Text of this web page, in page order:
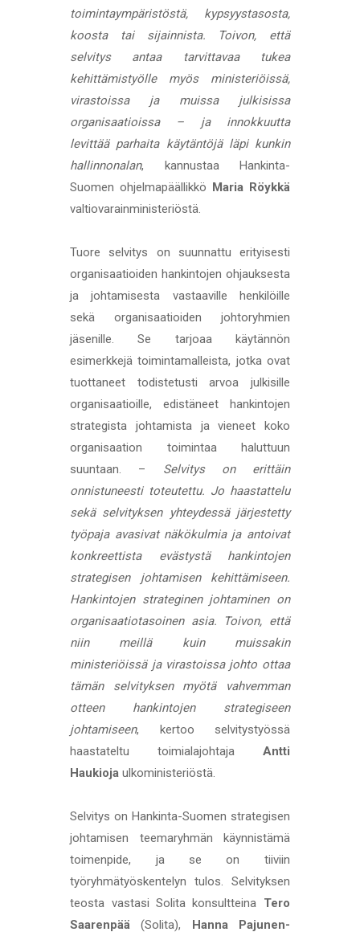
toimintaympäristöstä, kypsyystasosta,
koosta tai sijainnista. Toivon, että
selvitys antaa tarvittavaa tukea
kehittämistyölle myös ministeriöissä,
virastoissa ja muissa julkisissa
organisaatioissa – ja innokkuutta
levittää parhaita käytäntöjä läpi kunkin
hallinnonalan, kannustaa Hankinta-
Suomen ohjelmapäällikkö Maria Röykkä
valtiovarainministeriöstä.
Tuore selvitys on suunnattu erityisesti
organisaatioiden hankintojen ohjauksesta
ja johtamisesta vastaaville henkilöille
sekä organisaatioiden johtoryhmien
jäsenille. Se tarjoaa käytännön
esimerkkejä toimintamalleista, jotka ovat
tuottaneet todistetusti arvoa julkisille
organisaatioille, edistäneet hankintojen
strategista johtamista ja vieneet koko
organisaation toimintaa haluttuun
suuntaan. – Selvitys on erittäin
onnistuneesti toteutettu. Jo haastattelu
sekä selvityksen yhteydessä järjestetty
työpaja avasivat näkökulmia ja antoivat
konkreettista evästystä hankintojen
strategisen johtamisen kehittämiseen.
Hankintojen strateginen johtaminen on
organisaatiotasoinen asia. Toivon, että
niin meillä kuin muissakin
ministeriöissä ja virastoissa johto ottaa
tämän selvityksen myötä vahvemman
otteen hankintojen strategiseen
johtamiseen, kertoo selvitystyössä
haastateltu toimialajohtaja Antti
Haukiojaulkoministeriöstä.
Selvitys on Hankinta-Suomen strategisen
johtamisen teemaryhmän käynnistämä
toimenpide, ja se on tiiviin
työryhmätyöskentelyn tulos. Selvityksen
teosta vastasi Solita konsultteina Tero
Saarenpää (Solita), Hanna Pajunen-